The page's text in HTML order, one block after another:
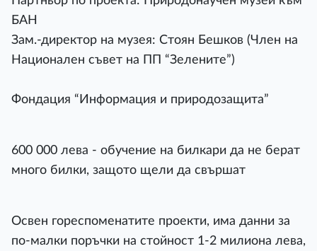
БАН
Зам.-директор на музея: Стоян Бешков (Член на
Национален съвет на ПП “Зелените”)
Фондация “Информация и природозащита”
600 000 лева - обучение на билкари да не берат
много билки, защото щели да свършат
Освен гореспоменатите проекти, има данни за
по-малки поръчки на стойност 1-2 милиона лева,